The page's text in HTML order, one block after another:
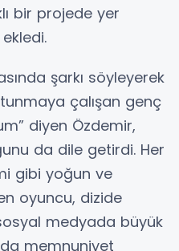
bir projede yer
şarkı söyleyerek
çalışan genç
diyen Özdemir,
da dile getirdi. Her
gibi yoğun ve
oyuncu, dizide
medyada büyük
memnuniyet